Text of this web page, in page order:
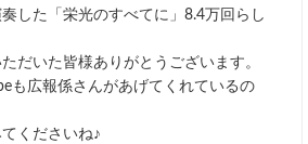
した「栄光のすべてに」8.4万回らし
だいた皆様ありがとうございます。
も広報係さんがあげてくれているの
くださいね♪